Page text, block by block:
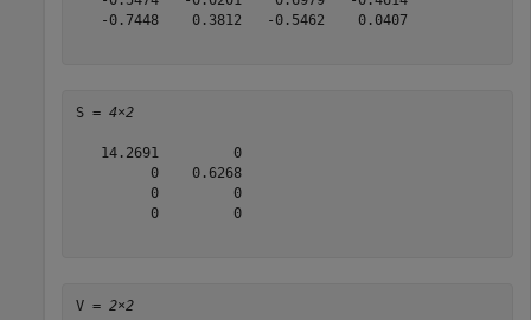
   -0.7448    0.3812   -0.5462    0.0407
S = 4×2
   14.2691         0
         0    0.6268
         0         0
         0         0
V = 2×2